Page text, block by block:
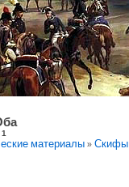
материалы» Скифы